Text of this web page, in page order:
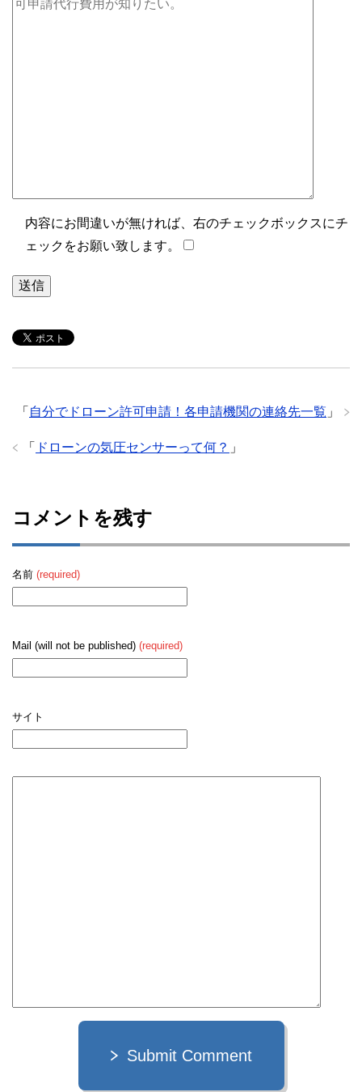
内容にお間違いが無ければ、右のチェックボックスにチ
ェックをお願い致します。
「 自分でドローン許可申請！各申請機関の連絡先一覧 」
「 ドローンの気圧センサーって何？ 」
コメントを残す
名前 (required)
Mail (will not be published) (required)
サイト
Submit Comment